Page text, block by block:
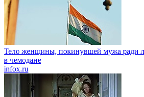
Тело женщины, покинувшей мужа ради
в чемодане
infox.ru